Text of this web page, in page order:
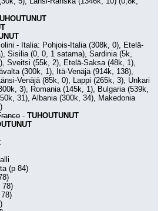
- Italia: Pohjois-Italia (308k, 0), Etelä-
Sisilia (0, 0, 1 satama), Sardinia (5k,
Sveitsi (55k, 2), Etelä-Saksa (48k, 1),
(300k, 1), Itä-Venäjä (914k, 138),
Venäjä (85k, 0), Lappi (265k, 3), Unkari
3), Romania (145k, 1), Bulgaria (539k,
31), Albania (300k, 34), Makedonia
- TUHOUTUNUT
(p 84)
78)